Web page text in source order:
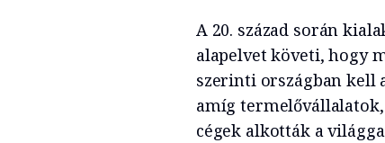
A 20. század során
alapelvet követi, hogy
szerinti országban kell
amíg
cégek alkották a